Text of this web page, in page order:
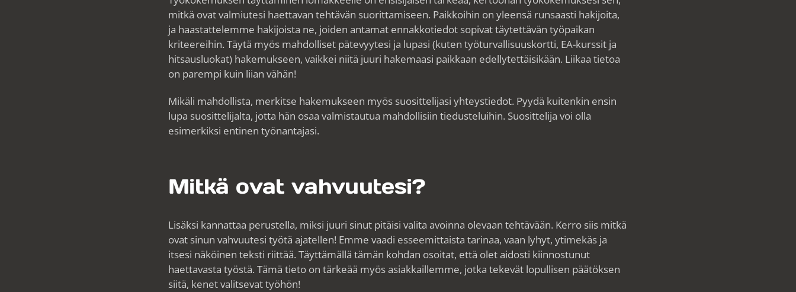
mitkä ovat valmiutesi haettavan tehtävän suorittamiseen. Paikkoihin on yleensä runsaasti hakijoita,
ja haastattelemme hakijoista ne, joiden antamat ennakkotiedot sopivat täytettävän työpaikan
kriteereihin. Täytä myös mahdolliset pätevyytesi ja lupasi (kuten työturvallisuuskortti, EA-kurssit ja
hitsausluokat) hakemukseen, vaikkei niitä juuri hakemaasi paikkaan edellytettäisikään. Liikaa tietoa
on parempi kuin liian vähän!
Mikäli mahdollista, merkitse hakemukseen myös suosittelijasi yhteystiedot. Pyydä kuitenkin ensin
lupa suosittelijalta, jotta hän osaa valmistautua mahdollisiin tiedusteluihin. Suosittelija voi olla
esimerkiksi entinen työnantajasi.
Mitkä ovat vahvuutesi?
Lisäksi kannattaa perustella, miksi juuri sinut pitäisi valita avoinna olevaan tehtävään. Kerro siis mitkä
ovat sinun vahvuutesi työtä ajatellen! Emme vaadi esseemittaista tarinaa, vaan lyhyt, ytimekäs ja
itsesi näköinen teksti riittää. Täyttämällä tämän kohdan osoitat, että olet aidosti kiinnostunut
haettavasta työstä. Tämä tieto on tärkeää myös asiakkaillemme, jotka tekevät lopullisen päätöksen
siitä, kenet valitsevat työhön!